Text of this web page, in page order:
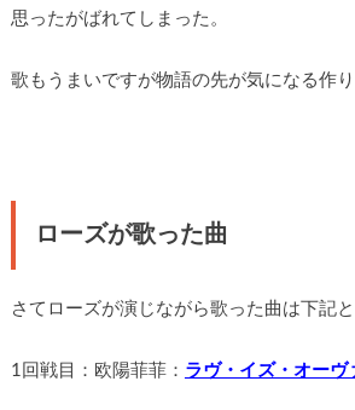
思ったがばれてしまった。
歌もうまいですが物語の先が気になる作り
ローズが歌った曲
さてローズが演じながら歌った曲は下記と
1回戦目：欧陽菲菲： ラヴ・イズ・オーヴ